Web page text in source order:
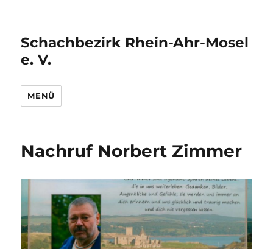
Schachbezirk Rhein-Ahr-Mosel
e. V.
MENÜ
Nachruf Norbert Zimmer